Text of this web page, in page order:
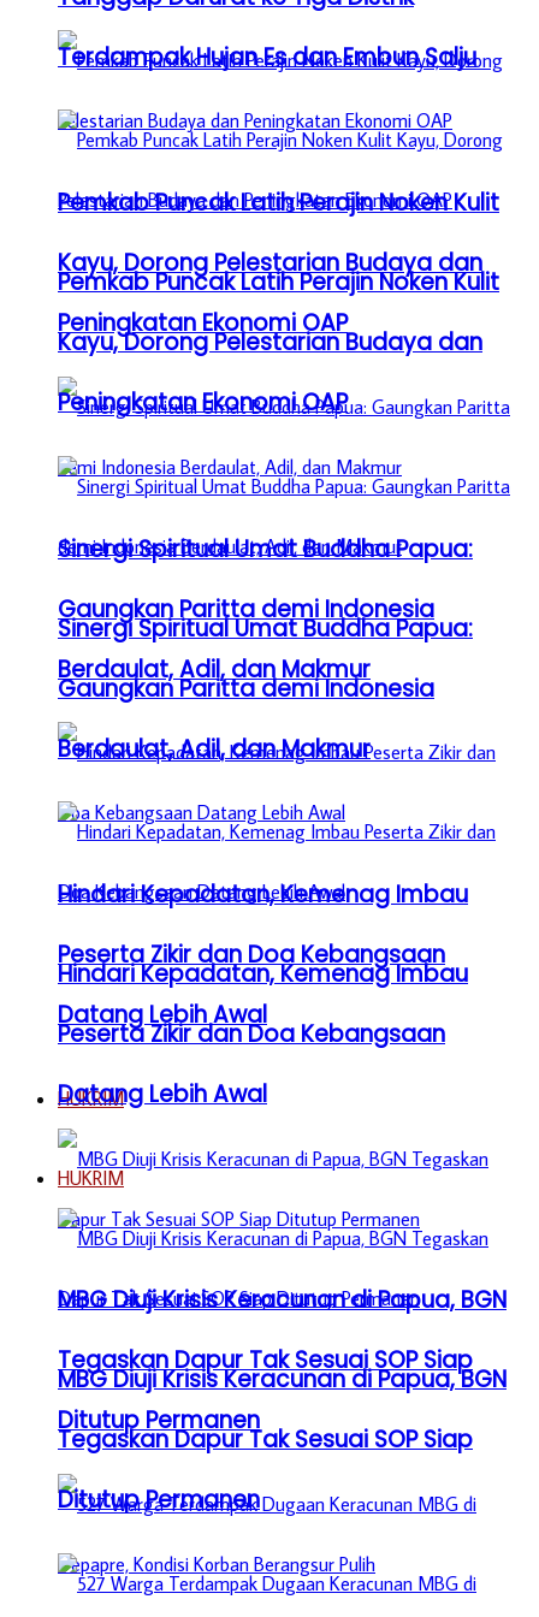
Pemkab Puncak Latih Perajin Noken Kulit
Kayu, Dorong Pelestarian Budaya dan
Peningkatan Ekonomi OAP
Sinergi Spiritual Umat Buddha Papua:
Gaungkan Paritta demi Indonesia
Berdaulat, Adil, dan Makmur
Hindari Kepadatan, Kemenag Imbau
Peserta Zikir dan Doa Kebangsaan
Datang Lebih Awal
HUKRIM
MBG Diuji Krisis Keracunan di Papua, BGN
Tegaskan Dapur Tak Sesuai SOP Siap
Ditutup Permanen
Terdampak Hujan Es dan Embun Salju
Pemkab Puncak Latih Perajin Noken Kulit
Kayu, Dorong Pelestarian Budaya dan
Peningkatan Ekonomi OAP
Sinergi Spiritual Umat Buddha Papua:
Gaungkan Paritta demi Indonesia
Berdaulat, Adil, dan Makmur
Hindari Kepadatan, Kemenag Imbau
Peserta Zikir dan Doa Kebangsaan
Datang Lebih Awal
HUKRIM
MBG Diuji Krisis Keracunan di Papua, BGN
Tegaskan Dapur Tak Sesuai SOP Siap
Ditutup Permanen